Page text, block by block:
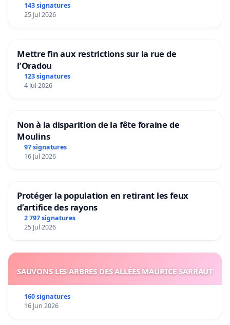
143 signatures
25 Jul 2026
Mettre fin aux restrictions sur la rue de
l’Oradou
123 signatures
4 Jul 2026
Non à la disparition de la fête foraine de
Moulins
97 signatures
16 Jul 2026
Protéger la population en retirant les feux
d’artifice des rayons
2 797 signatures
25 Jul 2026
SAUVONS LES ARBRES DES ALLÉES MAURICE SARRAUT
160 signatures
16 Jun 2026